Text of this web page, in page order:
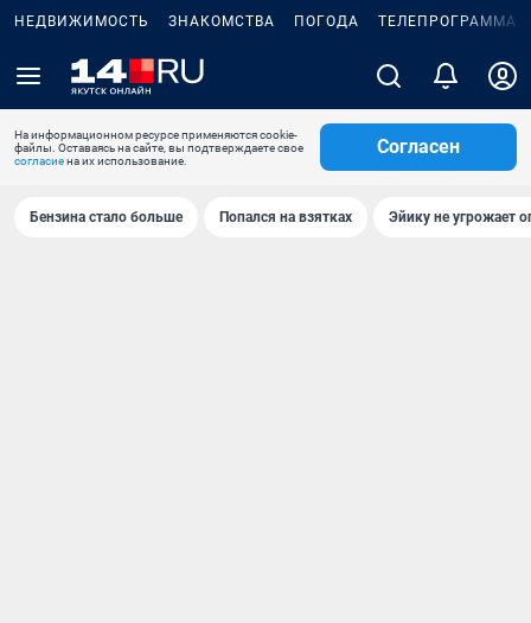
НЕДВИЖИМОСТЬ ЗНАКОМСТВА ПОГОДА ТЕЛЕПРОГРАММА
На информационном ресурсе применяются cookie-
файлы. Оставаясь на сайте, вы подтверждаете свое
согласиена их использование.
Согласен
Бензина стало больше Попался на взятках Эйику не угрожает